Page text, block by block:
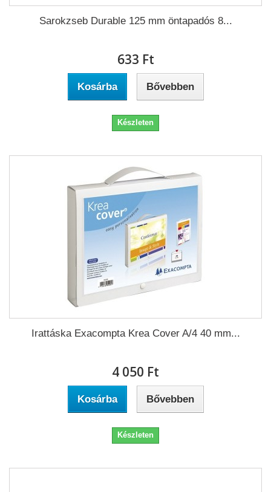
Sarokzseb Durable 125 mm öntapadós 8...
633 Ft‎
Kosárba Bővebben
Készleten
Irattáska Exacompta Krea Cover A/4 40 mm...
4 050 Ft‎
Kosárba Bővebben
Készleten